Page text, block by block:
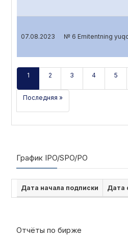
07.08.2023 № 6 Emitentning
1 2 3 4 5
Последняя »
График IPO/SPO/PO
Дата начала подписки Дата
Отчёты по бирже